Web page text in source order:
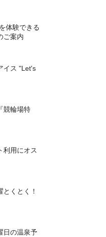
体験できる
ご案内
イス "Let's
競輪場特
利用にオス
とくとく！
日の温泉予